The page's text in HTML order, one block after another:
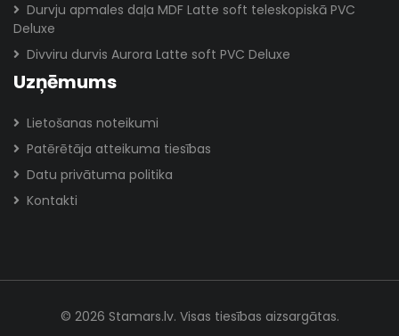
Durvju apmales daļa MDF Latte soft teleskopiskā PVC
Deluxe
Divviru durvis Aurora Latte soft PVC Deluxe
Uzņēmums
Lietošanas noteikumi
Patērētāja atteikuma tiesības
Datu privātuma politika
Kontakti
© 2026 Stamars.lv. Visas tiesības aizsargātas.